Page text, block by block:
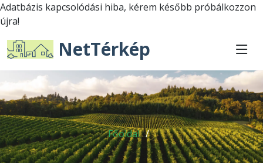
Adatbázis kapcsolódási hiba, kérem később próbálkozzon
újra!
NetTérkép
Főoldal